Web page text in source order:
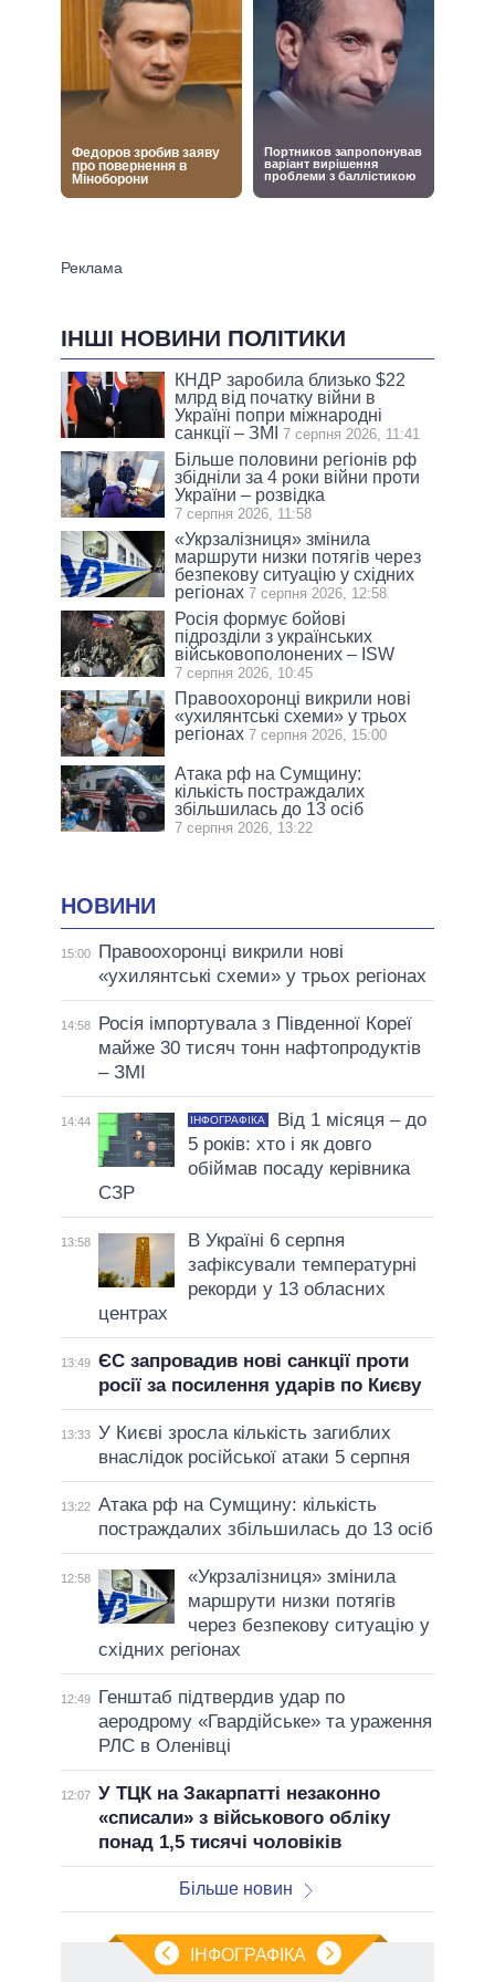
ІНШІ НОВИНИ ПОЛІТИКИ
КНДР заробила близько $22
млрд від початку війни в
Україні попри міжнародні
санкції – ЗМІ
7 серпня 2026, 11:41
Більше половини регіонів рф
збідніли за 4 роки війни проти
України – розвідка
7 серпня 2026, 11:58
«Укрзалізниця» змінила
маршрути низки потягів через
безпекову ситуацію у східних
регіонах 7 серпня 2026, 12:58
Росія формує бойові
підрозділи з українських
військовополонених – ISW
7 серпня 2026, 10:45
Правоохоронці викрили нові
«ухилянтські схеми» у трьох
регіонах 7 серпня 2026, 15:00
Атака рф на Сумщину:
кількість постраждалих
збільшилась до 13 осіб
7 серпня 2026, 13:22
НОВИНИ
15:00
Правоохоронці викрили нові
«ухилянтські схеми» у трьох регіонах
14:58
Росія імпортувала з Південної Кореї
майже 30 тисяч тонн нафтопродуктів
– ЗМІ
14:44 ІНФОГРАФІКА
Від 1 місяця – до
5 років: хто і як довго
обіймав посаду керівника
СЗР
13:58
В Україні 6 серпня
зафіксували температурні
рекорди у 13 обласних
центрах
13:49 ЄС запровадив нові санкції проти
росії за посилення ударів по Києву
13:33 У Києві зросла кількість загиблих
внаслідок російської атаки 5 серпня
13:22 Атака рф на Сумщину: кількість
постраждалих збільшилась до 13 осіб
12:58
«Укрзалізниця» змінила
маршрути низки потягів
через безпекову ситуацію у
східних регіонах
12:49
Генштаб підтвердив удар по
аеродрому «Гвардійське» та ураження
РЛС в Оленівці
12:07 У ТЦК на Закарпатті незаконно
«списали» з військового обліку
понад 1,5 тисячі чоловіків
Більше новин
ІНФОГРАФІКА